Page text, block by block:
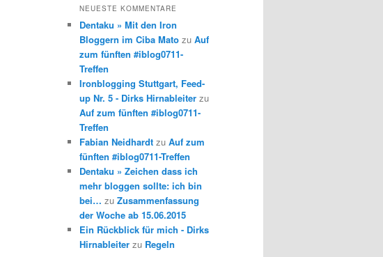
NEUESTE KOMMENTARE
Dentaku » Mit den Iron
Bloggern im Ciba Mato zu Auf
zum fünften #iblog0711-
Treffen
Ironblogging Stuttgart, Feed-
up Nr. 5 - Dirks Hirnableiter zu
Auf zum fünften #iblog0711-
Treffen
Fabian Neidhardt zu Auf zum
fünften #iblog0711-Treffen
Dentaku » Zeichen dass ich
mehr bloggen sollte: ich bin
bei… zu Zusammenfassung
der Woche ab 15.06.2015
Ein Rückblick für mich - Dirks
Hirnableiter zu Regeln